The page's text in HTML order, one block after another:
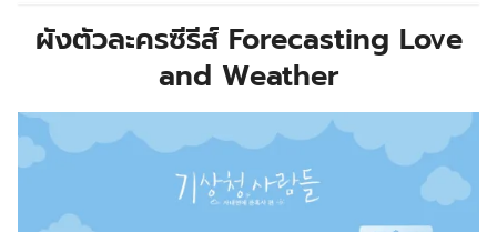
ผังตัวละครซีรีส์ Forecasting Love
and Weather